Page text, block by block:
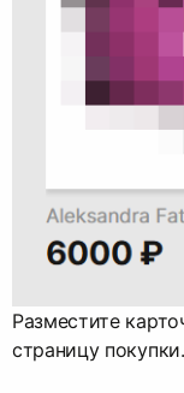
Разместите
страницу покупки.